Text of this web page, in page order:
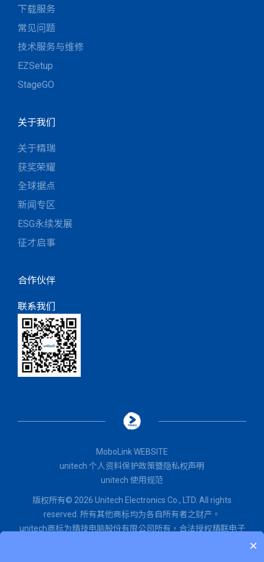
下载服务
常见问题
技术服务与维修
EZSetup
StageGO
关于我们
关于精瑞
获奖荣耀
全球据点
新闻专区
ESG永续发展
征才启事
合作伙伴
联系我们
MoboLink WEBSITE
unitech 个人资料保护政策暨隐私权声明
unitech 使用规范
版权所有© 2026 Unitech Electronics Co., LTD. All rights
reserved. 所有其他商标均为各自所有者之财产。
unitech商标为精技电脑股份有限公司所有， 合法授权精联电子
×